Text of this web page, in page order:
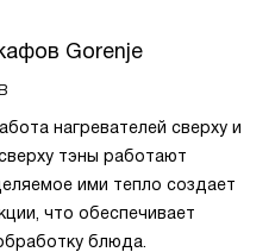
Gorenje
нагревателей сверху и
тэны работают
ими тепло создает
что обеспечивает
блюда.